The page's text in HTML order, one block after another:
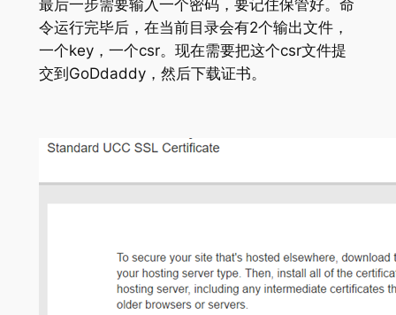
最后一步需要输入一个密码，要记住保管好。命
令运行完毕后，在当前目录会有2个输出文件，
一个key，一个csr。现在需要把这个csr文件提
交到GoDdaddy，然后下载证书。